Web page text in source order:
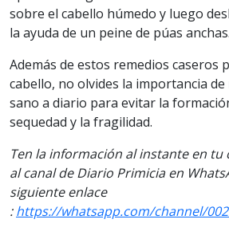
sobre el cabello húmedo y luego
la ayuda de un peine de púas anchas.
Además de estos remedios caseros
cabello, no olvides la importancia
sano a diario para evitar la
sequedad y la fragilidad.
Ten la información al instante en tu
al canal de Diario Primicia en
siguiente enlace
: https://whatsapp.com/channel/